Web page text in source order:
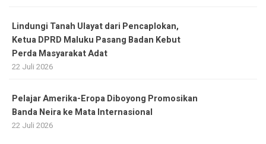
Lindungi Tanah Ulayat dari Pencaplokan,
Ketua DPRD Maluku Pasang Badan Kebut
Perda Masyarakat Adat
22 Juli 2026
Pelajar Amerika-Eropa Diboyong Promosikan
Banda Neira ke Mata Internasional
22 Juli 2026